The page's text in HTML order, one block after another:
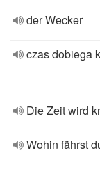
der Wecker
czas dobiega
Die Zeit wird
Wohin fährst